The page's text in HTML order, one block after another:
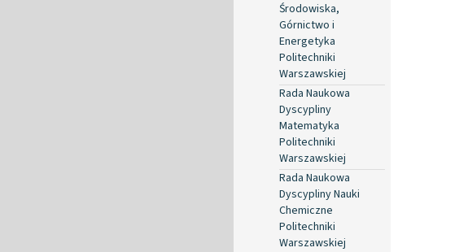
Środowiska,
Górnictwo i
Energetyka
Politechniki
Warszawskiej
Rada Naukowa
Dyscypliny
Matematyka
Politechniki
Warszawskiej
Rada Naukowa
Dyscypliny Nauki
Chemiczne
Politechniki
Warszawskiej